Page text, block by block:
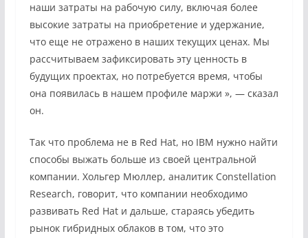
наши затраты на рабочую силу, включая более
высокие затраты на приобретение и удержание,
что еще не отражено в наших текущих ценах. Мы
рассчитываем зафиксировать эту ценность в
будущих проектах, но потребуется время, чтобы
она появилась в нашем профиле маржи », — сказал
он.
Так что проблема не в Red Hat, но IBM нужно найти
способы выжать больше из своей центральной
компании. Хольгер Мюллер, аналитик Constellation
Research, говорит, что компании необходимо
развивать Red Hat и дальше, стараясь убедить
рынок гибридных облаков в том, что это